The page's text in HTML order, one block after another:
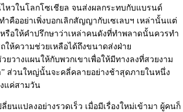
หวในโลกโซเชียล จนส่งผลกระทบกับแบรนด์
ำคืออย่าเพิ่งบอกเลิกสัญญากับเซเลบฯ เหล่านั้นแต่
รือให้คำปรึกษาว่าเหล่าคนดังที่ทำพลาดนั้นควรทำ
ให้ความช่วยเหลือได้ถึงขนาดส่งฝ่าย
วยวางแผนให้กับพวกเขาเพื่อให้มีทางลงที่สวยงาม
ส่วนใหญ่นั้นจะคลี่คลายอย่างช้าสุดภายในหนึ่ง
งแค่สามวัน
ลี่ยนแปลงอย่างรวดเร็ว เมื่อมีเรื่องใหม่เข้ามา ผู้คนก็